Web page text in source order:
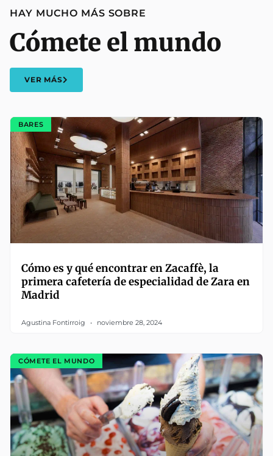
HAY MUCHO MÁS SOBRE
Cómete el mundo
VER MÁS
BARES
Cómo es y qué encontrar en Zacaffè, la
primera cafetería de especialidad de Zara en
Madrid
Agustina Fontirroig noviembre 28, 2024
CÓMETE EL MUNDO